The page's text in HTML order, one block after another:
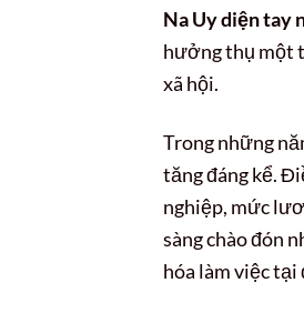
Na Uy diện tay
hưởng thụ một
xã hội.
Trong những
tăng đáng kể.
nghiệp, mức
sàng chào đón
hóa làm việc tại